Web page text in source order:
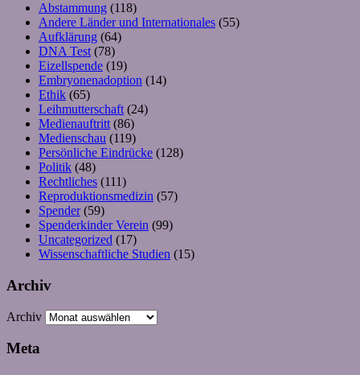
Abstammung (118)
Andere Länder und Internationales (55)
Aufklärung (64)
DNA Test (78)
Eizellspende (19)
Embryonenadoption (14)
Ethik (65)
Leihmutterschaft (24)
Medienauftritt (86)
Medienschau (119)
Persönliche Eindrücke (128)
Politik (48)
Rechtliches (111)
Reproduktionsmedizin (57)
Spender(59)
Spenderkinder Verein (99)
Uncategorized (17)
Wissenschaftliche Studien (15)
Archiv
Archiv
Meta